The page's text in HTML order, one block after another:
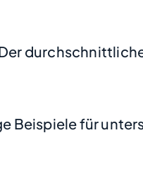
Beispiele für